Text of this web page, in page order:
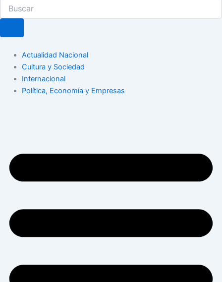
Actualidad Nacional
Cultura y Sociedad
Internacional
Política, Economía y Empresas